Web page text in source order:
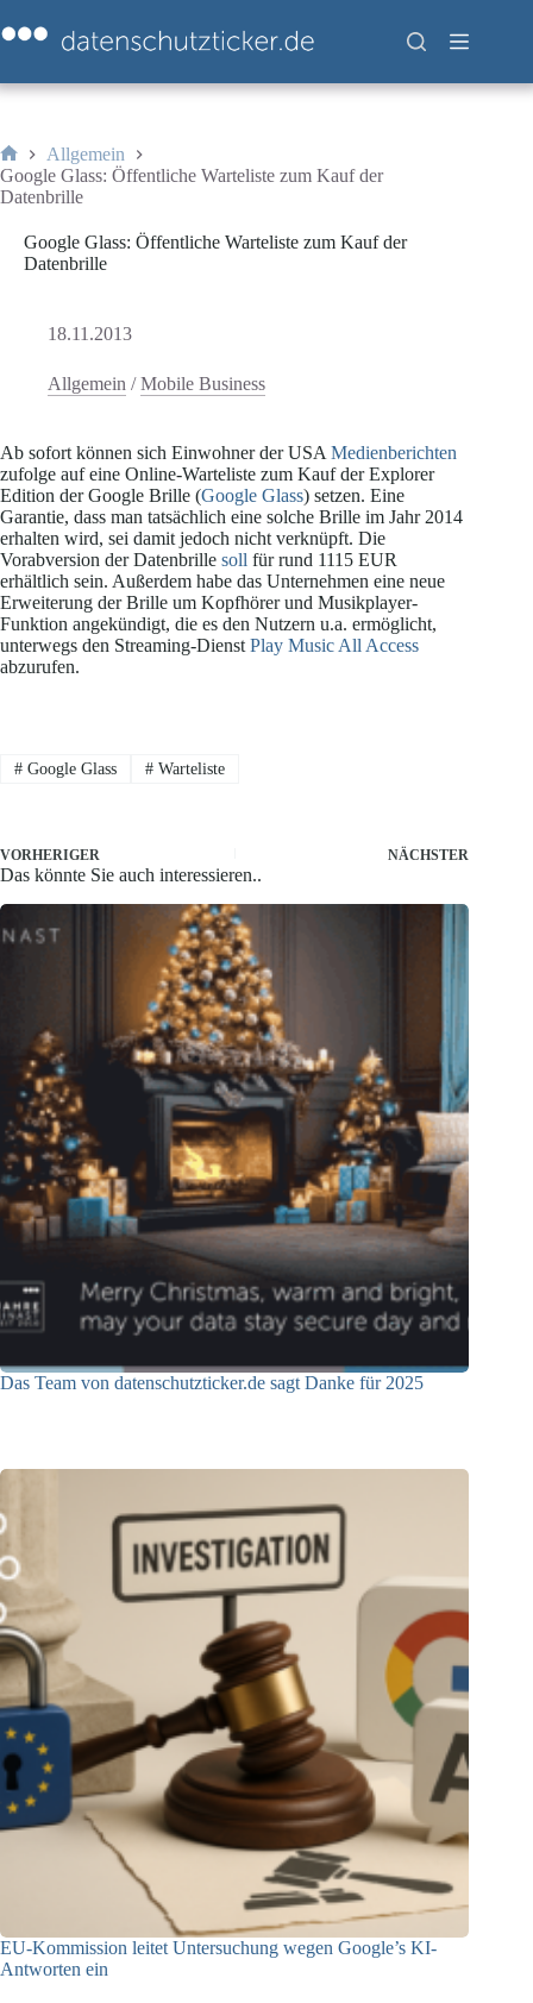
Inhalt
springen
Start
Allgemein
Google Glass: Öffentliche Warteliste zum Kauf der
Datenbrille
Google Glass: Öffentliche Warteliste zum Kauf der
Datenbrille
18.11.2013
Allgemein /Mobile Business
Ab sofort können sich Einwohner der USA Medienberichten
zufolge auf eine Online-Warteliste zum Kauf der Explorer
Edition der Google Brille (Google Glass) setzen. Eine
Garantie, dass man tatsächlich eine solche Brille im Jahr 2014
erhalten wird, sei damit jedoch nicht verknüpft. Die
Vorabversion der Datenbrille soll für rund 1115 EUR
erhältlich sein. Außerdem habe das Unternehmen eine neue
Erweiterung der Brille um Kopfhörer und Musikplayer-
Funktion angekündigt, die es den Nutzern u.a. ermöglicht,
unterwegs den Streaming-Dienst Play Music All Access
abzurufen.
#Google Glass #Warteliste
VORHERIGER NÄCHSTER
Das könnte Sie auch interessieren..
Das Team von datenschutzticker.de sagt Danke für 2025
EU-Kommission leitet Untersuchung wegen Google’s KI-
Antworten ein